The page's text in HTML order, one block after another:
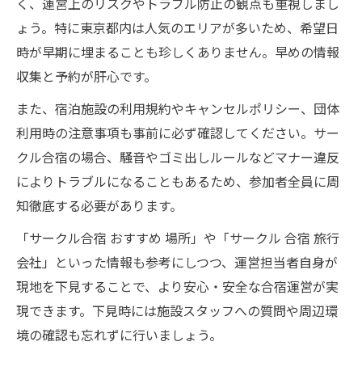
ょう。特に東京都内は人気のエリアが多いため、希望日
時が早期に埋まることも珍しくありません。早めの情報
収集と予約が肝心です。
また、宿泊施設の利用規約やキャンセルポリシー、団体
利用時の注意事項も事前に必ず確認してください。サー
クル合宿の場合、騒音やゴミ出しルールなどマナー違反
によりトラブルになることもあるため、参加者全員に周
知徹底する必要があります。
「サークル合宿 おすすめ 場所」や「サークル 合宿 旅行
会社」といった情報も参考にしつつ、運営担当者自身が
現地を下見することで、より安心・安全な合宿運営が実
現できます。下見時には施設スタッフへの質問や周辺環
境の確認も忘れずに行いましょう。